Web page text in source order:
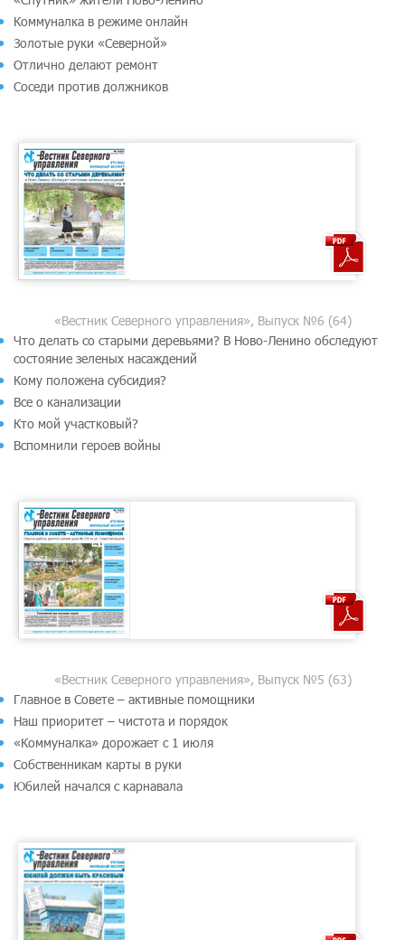
Коммуналка в режиме онлайн
Золотые руки «Северной»
Отлично делают ремонт
Соседи против должников
«Вестник Северного управления», Выпуск №6 (64)
Что делать со старыми деревьями? В Ново-Ленино обследуют
состояние зеленых насаждений
Кому положена субсидия?
Все о канализации
Кто мой участковый?
Вспомнили героев войны
«Вестник Северного управления», Выпуск №5 (63)
Главное в Совете – активные помощники
Наш приоритет – чистота и порядок
«Коммуналка» дорожает с 1 июля
Собственникам карты в руки
Юбилей начался с карнавала